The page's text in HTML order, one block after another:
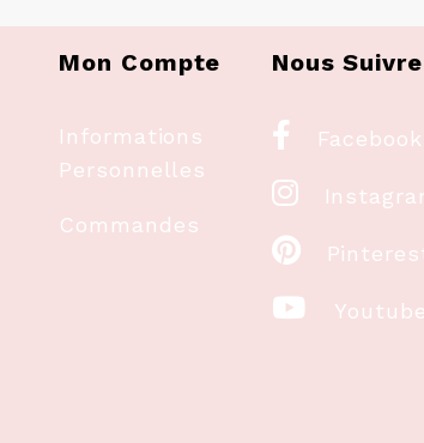
Mon Compte
Informations
Personnelles
Commandes
Nous Suivre
 Facebook


 Youtube